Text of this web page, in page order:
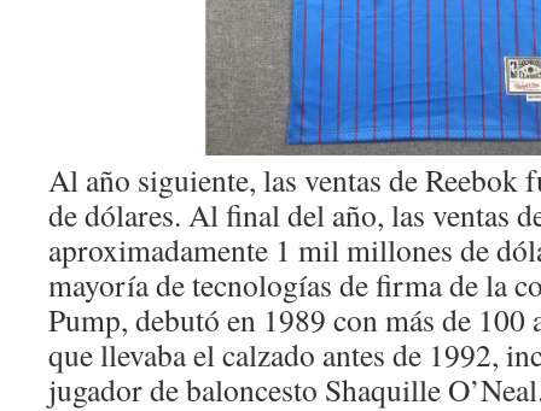
Al año siguiente, las ventas de Reebok
de dólares. Al final del año, las ventas
aproximadamente 1 mil millones de
mayoría de tecnologías de firma de la
Pump, debutó en 1989 con más de 100
que llevaba el calzado antes de 1992,
jugador de baloncesto Shaquille